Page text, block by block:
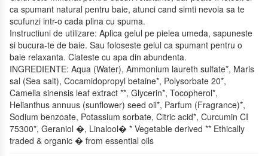
ca spumant natural pentru baie, atunci cand simti nevoia sa te
scufunzi intr-o cada plina cu spuma.
Instructiuni de utilizare: Aplica gelul pe pielea umeda, sapuneste
si bucura-te de baie. Sau foloseste gelul ca spumant pentru o
baie relaxanta. Clateste cu apa din abundenta.
INGREDIENTE: Aqua (Water), Ammonium laureth sulfate*, Maris
sal (Sea salt), Cocamidopropyl betaine*, Polysorbate 20*,
Camelia sinensis leaf extract **, Glycerin*, Tocopherol*,
Helianthus annuus (sunflower) seed oil*, Parfum (Fragrance)*,
Sodium benzoate, Potassium sorbate, Citric acid*, Curcumin CI
75300*, Geraniol �, Linalool� * Vegetable derived ** Ethically
traded & organic � from essential oils